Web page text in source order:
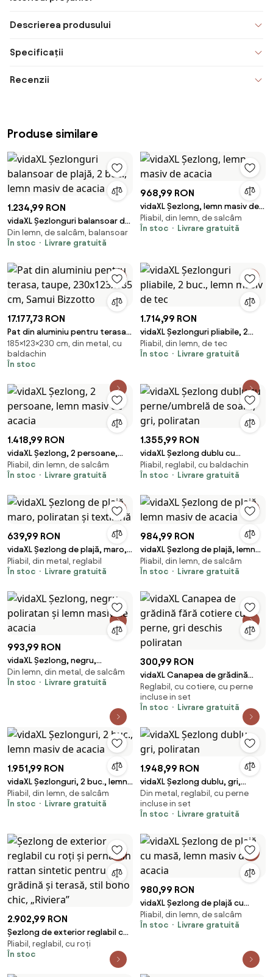
Descrierea produsului
Specificații
Recenzii
Produse similare
1.234,99 RON
vidaXL Șezlonguri balansoar de
plajă, 2 buc., lemn masiv de
acacia
Din lemn, de salcâm, balansoar
În stoc
Livrare gratuită
968,99 RON
vidaXL Șezlong, lemn masiv de
acacia
Pliabil, din lemn, de salcâm
În stoc
Livrare gratuită
17.177,73 RON
Pat din aluminiu pentru terasa,
taupe, 230x123x185 cm, Samui
Bizzotto
185×123×230 cm, din metal, cu
baldachin
În stoc
1.714,99 RON
vidaXL Șezlonguri pliabile, 2
buc., lemn masiv de tec
Pliabil, din lemn, de tec
În stoc
Livrare gratuită
1.418,99 RON
vidaXL Șezlong, 2 persoane,
lemn masiv de acacia
Pliabil, din lemn, de salcâm
În stoc
Livrare gratuită
1.355,99 RON
vidaXL Șezlong dublu cu
perne/umbrelă de soare, gri,
poliratan
Pliabil, reglabil, cu baldachin
În stoc
Livrare gratuită
639,99 RON
vidaXL Șezlong de plajă, maro,
poliratan și textilenă
Pliabil, din metal, reglabil
În stoc
Livrare gratuită
984,99 RON
vidaXL Șezlong de plajă, lemn
masiv de acacia
Pliabil, din lemn, de salcâm
În stoc
Livrare gratuită
993,99 RON
vidaXL Șezlong, negru,
poliratan și lemn masiv de
acacia
Din lemn, din metal, de salcâm
În stoc
Livrare gratuită
300,99 RON
vidaXL Canapea de grădină
fără cotiere cu perne, gri
deschis poliratan
Reglabil, cu cotiere, cu perne
incluse in set
În stoc
Livrare gratuită
1.951,99 RON
vidaXL Șezlonguri, 2 buc., lemn
masiv de acacia
Pliabil, din lemn, de salcâm
În stoc
Livrare gratuită
1.948,99 RON
vidaXL Șezlong dublu, gri,
poliratan
Din metal, reglabil, cu perne
incluse in set
În stoc
Livrare gratuită
2.902,99 RON
Șezlong de exterior reglabil cu
roți și pernă din rattan sintetic
pentru grădină și terasă, stil
Pliabil, reglabil, cu roți
În stoc
980,99 RON
vidaXL Șezlong de plajă cu
masă, lemn masiv de acacia
Pliabil, din lemn, de salcâm
În stoc
Livrare gratuită